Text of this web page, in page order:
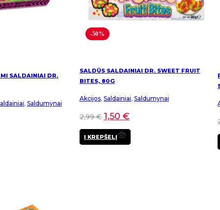
SALDAINIAI DR.
, Saldumynai
-50%
SALDŪS SALDAINIAI DR. SWEET FRUIT
BITES, 80G
Akcijos, Saldainiai, Saldumynai
2,99€ 1,50 €
Į KREPŠELĮ